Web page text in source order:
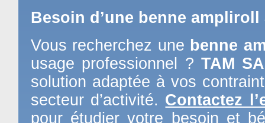
Besoin d’une benne
Vous recherchez une benne
usage professionnel ? TAM SA
solution adaptée à vos
secteur d’activité. Contactez
pour étudier votre besoin et